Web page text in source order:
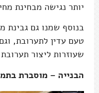
יותר נגישה מבחינת
בנוסף שמנו גם גבינת
טעם עדין לתערובת,
שעוזרות ליצור
הבנייה – מוסברת